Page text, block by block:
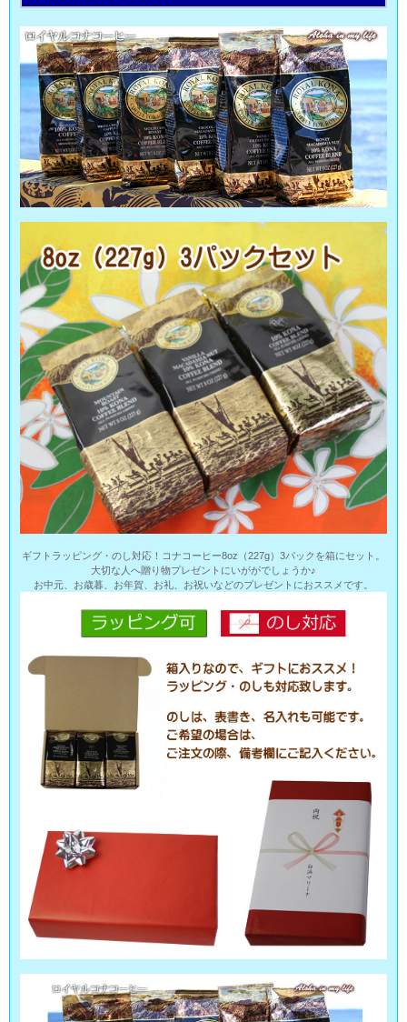
ギフトラッピング・のし対応！コナコーヒー8oz（227g）3パックを箱にセット。
大切な人へ贈り物プレゼントにいががでしょうか♪
お中元、お歳暮、お年賀、お礼、お祝いなどのプレゼントにおススメです。